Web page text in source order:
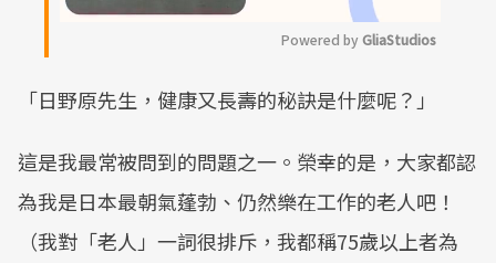
M
t
e
Powered by GliaStudios
「日野原先生，健康又長壽的秘訣是什麼呢？」
這是我最常被問到的問題之一。榮幸的是，大家都認
為我是日本最朝氣蓬勃、仍然樂在工作的老人吧！
（我對「老人」一詞很排斥，我都稱75歲以上者為